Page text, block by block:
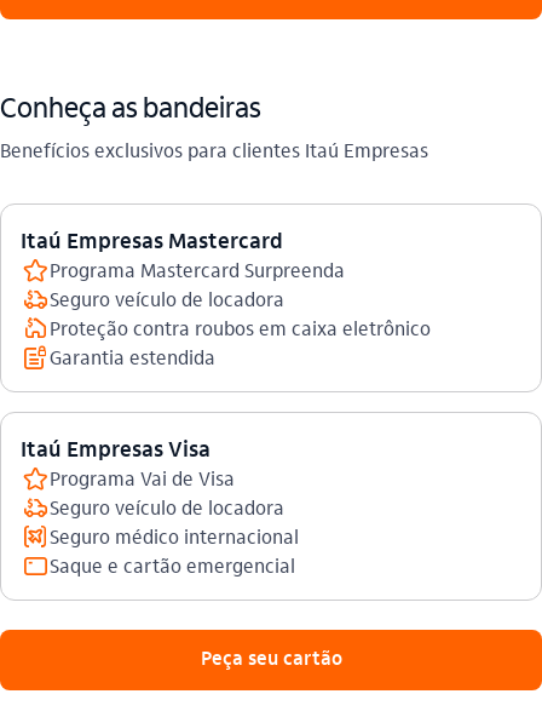
Conheça as bandeiras
Benefícios exclusivos para clientes Itaú Empresas
Itaú Empresas Mastercard
favorito_outlinePrograma Mastercard Surpreenda
consorcio_auto_outlineSeguro veículo de locadora
consorcio_outlineProteção contra roubos em caixa eletrônico
seguranca_da_informacao_outlineGarantia estendida
Itaú Empresas Visa
favorito_outlinePrograma Vai de Visa
consorcio_auto_outlineSeguro veículo de locadora
seguro_viagem_outlineSeguro médico internacional
cartao_outlineSaque e cartão emergencial
Peça seu cartão​